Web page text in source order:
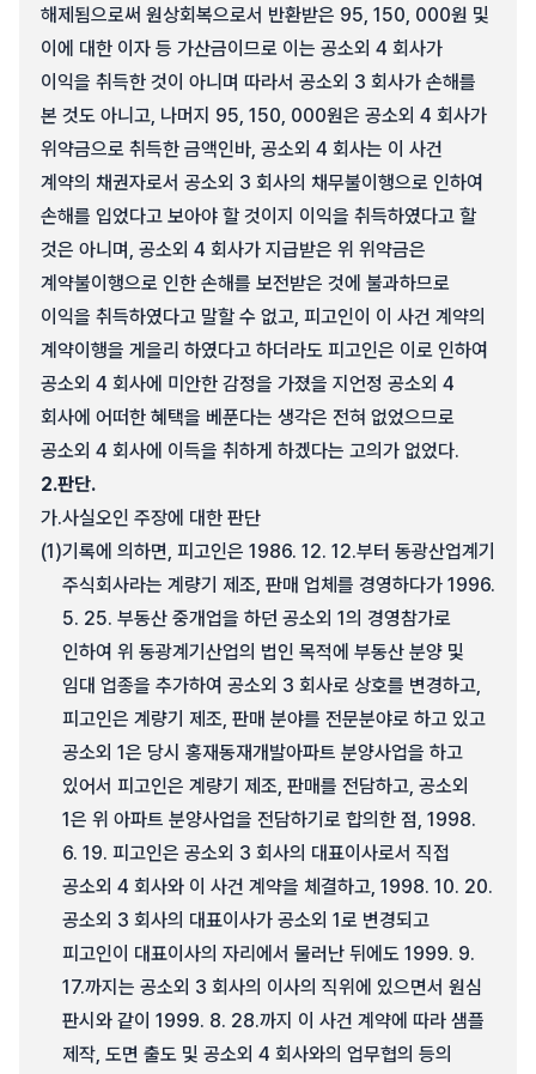
해제됨으로써 원상회복으로서 반환받은 95, 150, 000원 및
이에 대한 이자 등 가산금이므로 이는 공소외 4 회사가
이익을 취득한 것이 아니며 따라서 공소외 3 회사가 손해를
본 것도 아니고, 나머지 95, 150, 000원은 공소외 4 회사가
위약금으로 취득한 금액인바, 공소외 4 회사는 이 사건
계약의 채권자로서 공소외 3 회사의 채무불이행으로 인하여
손해를 입었다고 보아야 할 것이지 이익을 취득하였다고 할
것은 아니며, 공소외 4 회사가 지급받은 위 위약금은
계약불이행으로 인한 손해를 보전받은 것에 불과하므로
이익을 취득하였다고 말할 수 없고, 피고인이 이 사건 계약의
계약이행을 게을리 하였다고 하더라도 피고인은 이로 인하여
공소외 4 회사에 미안한 감정을 가졌을 지언정 공소외 4
회사에 어떠한 혜택을 베푼다는 생각은 전혀 없었으므로
공소외 4 회사에 이득을 취하게 하겠다는 고의가 없었다.
2.판단.
가.사실오인 주장에 대한 판단
(1)기록에 의하면, 피고인은 1986. 12. 12.부터 동광산업계기
주식회사라는 계량기 제조, 판매 업체를 경영하다가 1996.
5. 25. 부동산 중개업을 하던 공소외 1의 경영참가로
인하여 위 동광계기산업의 법인 목적에 부동산 분양 및
임대 업종을 추가하여 공소외 3 회사로 상호를 변경하고,
피고인은 계량기 제조, 판매 분야를 전문분야로 하고 있고
공소외 1은 당시 홍재동재개발아파트 분양사업을 하고
있어서 피고인은 계량기 제조, 판매를 전담하고, 공소외
1은 위 아파트 분양사업을 전담하기로 합의한 점, 1998.
6. 19. 피고인은 공소외 3 회사의 대표이사로서 직접
공소외 4 회사와 이 사건 계약을 체결하고, 1998. 10. 20.
공소외 3 회사의 대표이사가 공소외 1로 변경되고
피고인이 대표이사의 자리에서 물러난 뒤에도 1999. 9.
17.까지는 공소외 3 회사의 이사의 직위에 있으면서 원심
판시와 같이 1999. 8. 28.까지 이 사건 계약에 따라 샘플
제작, 도면 출도 및 공소외 4 회사와의 업무협의 등의